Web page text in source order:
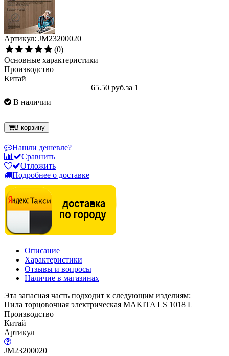
Артикул: JM23200020
(0)
Основные характеристики
Производство
Китай
65.50 руб.за 1
В наличии
В корзину
Нашли дешевле?
Сравнить
Отложить
Подробнее о доставке
Описание
Характеристики
Отзывы и вопросы
Наличие в магазинах
Эта запасная часть подходит к следующим изделиям:
Пила торцовочная электрическая MAKITA LS 1018 L
Производство
Китай
Артикул
JM23200020